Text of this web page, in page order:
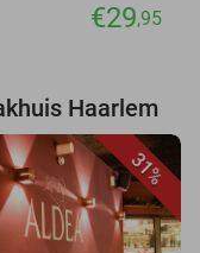
€29,95
Haarlem
31%